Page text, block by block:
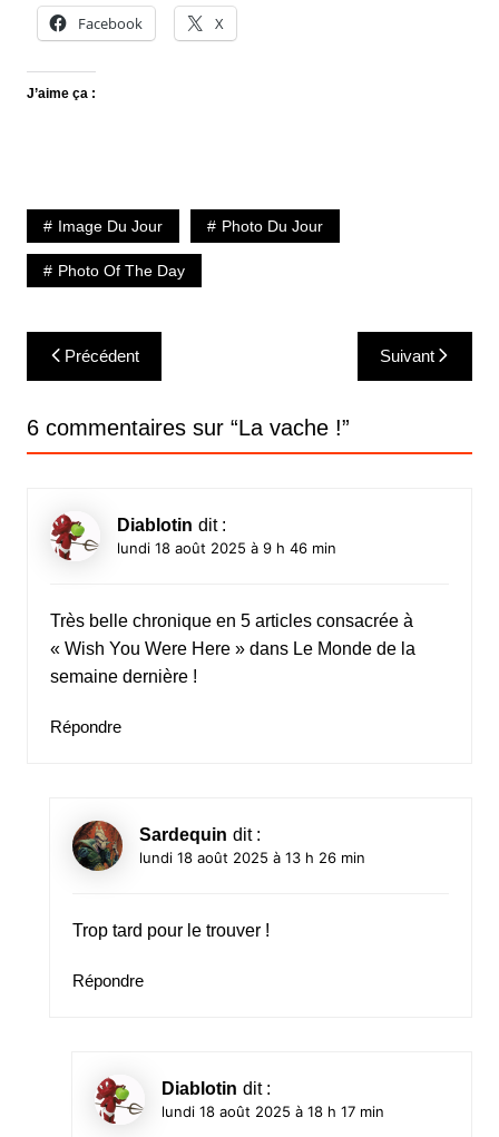
Facebook X
J’aime ça :
Image Du Jour Photo Du Jour
Photo Of The Day
Navigation
de
l’article
Précédent Suivant
6 commentaires sur “La vache !”
Diablotin dit :
lundi 18 août 2025 à 9 h 46 min
Très belle chronique en 5 articles consacrée à
« Wish You Were Here » dans Le Monde de la
semaine dernière !
Répondre
Sardequin dit :
lundi 18 août 2025 à 13 h 26 min
Trop tard pour le trouver !
Répondre
Diablotin dit :
lundi 18 août 2025 à 18 h 17 min